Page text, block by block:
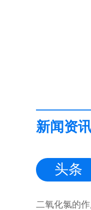
新闻资
头条
二氧化氯的